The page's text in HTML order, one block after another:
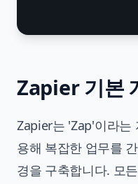
Zapier 기본
Zapier는 'Zap'이라는
용해 복잡한 업무를
경을 구축합니다. 모